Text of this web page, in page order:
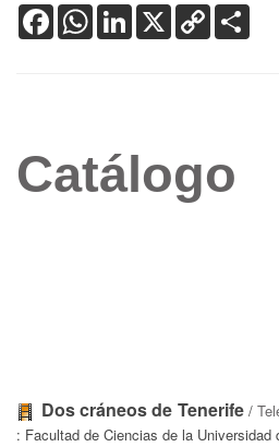
FacebookWhatsApp
LinkedIn
X Copy
Link
Catálogo
Dos cráneos de Tenerife/
: Facultad de Ciencias de la Universidad